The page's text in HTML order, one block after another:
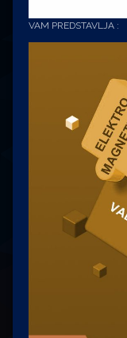
VAM PREDSTAVLJA :